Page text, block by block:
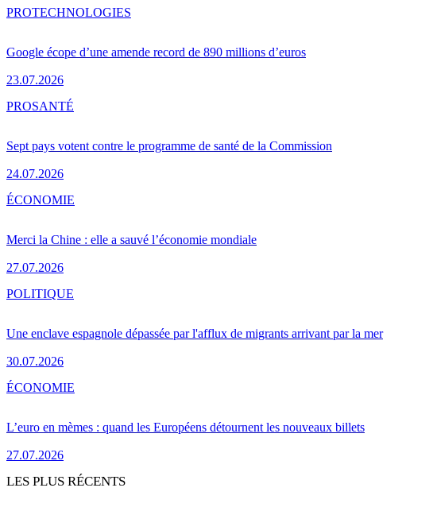
Google écope d’une amende record de 890 millions d’euros
23.07.2026
PROTECHNOLOGIES
Sept pays votent contre le programme de santé de la Commission
24.07.2026
PROSANTÉ
Merci la Chine : elle a sauvé l’économie mondiale
27.07.2026
ÉCONOMIE
Une enclave espagnole dépassée par l'afflux de migrants arrivant par la mer
30.07.2026
POLITIQUE
L’euro en mèmes : quand les Européens détournent les nouveaux billets
27.07.2026
ÉCONOMIE
LES PLUS RÉCENTS